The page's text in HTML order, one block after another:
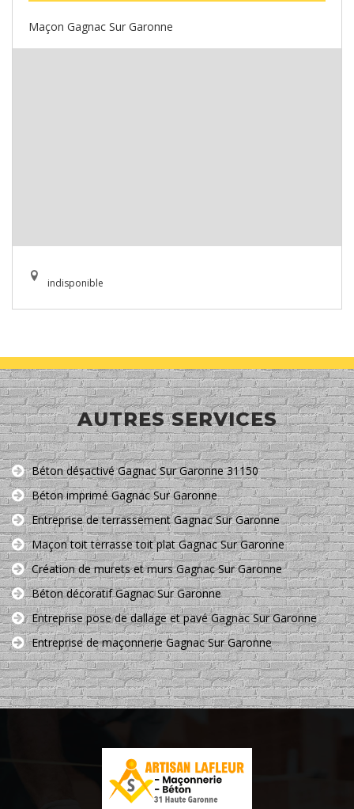
Maçon Gagnac Sur Garonne
indisponible
AUTRES SERVICES
Béton désactivé Gagnac Sur Garonne 31150
Béton imprimé Gagnac Sur Garonne
Entreprise de terrassement Gagnac Sur Garonne
Maçon toit terrasse toit plat Gagnac Sur Garonne
Création de murets et murs Gagnac Sur Garonne
Béton décoratif Gagnac Sur Garonne
Entreprise pose de dallage et pavé Gagnac Sur Garonne
Entreprise de maçonnerie Gagnac Sur Garonne